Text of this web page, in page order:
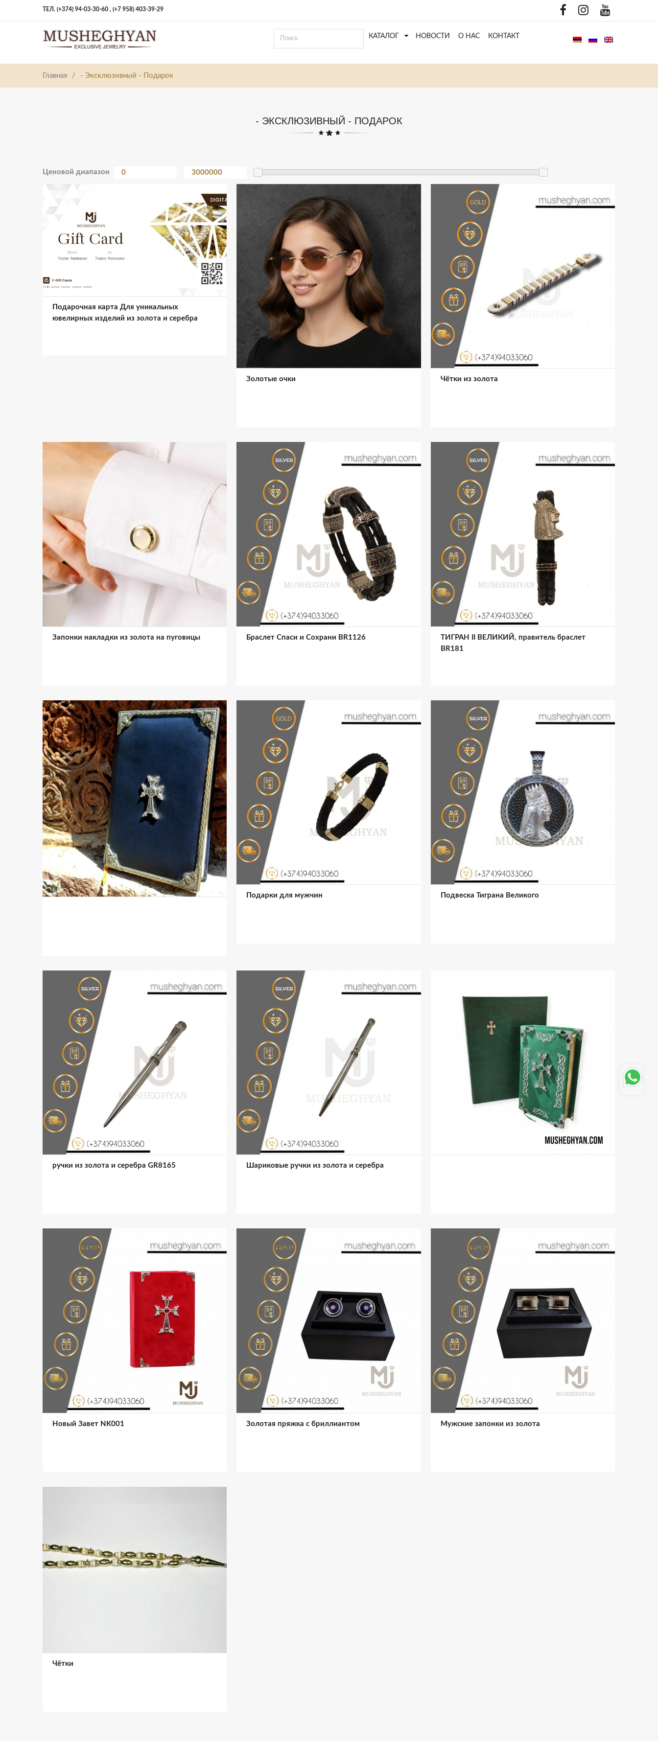
ТЕЛ. (+374) 94-03-30-60 , (+7 958) 403-39-29
КАТАЛОГ НОВОСТИ О НАС КОНТАКТ
Главная / - Эксклюзивный - Подарок
- ЭКСКЛЮЗИВНЫЙ - ПОДАРОК
Ценовой диапазон
Подарочная карта Для уникальных
ювелирных изделий из золота и серебра
Золотые очки Чётки из золота
Запонки накладки из золота на пуговицы Браслет Спаси и Сохрани BR1126
ТИГРАН II ВЕЛИКИЙ, правитель браслет
BR181
Подарки для мужчин Подвеска Тиграна Великого
ручки из золота и серебра GR8165 Шариковые ручки из золота и серебра
Новый Завет NK001 Золотая пряжка с бриллиантом Мужские запонки из золота
Чётки